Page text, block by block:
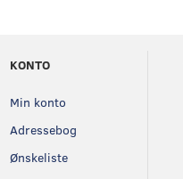
KONTO
Min konto
Adressebog
Ønskeliste